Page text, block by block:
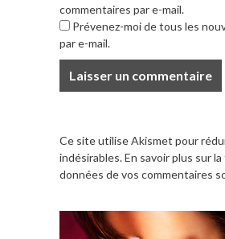
commentaires par e-mail.
Prévenez-moi de tous les
par e-mail.
Ce site utilise Akismet pour
indésirables.En savoir plus sur
données de vos commentaires